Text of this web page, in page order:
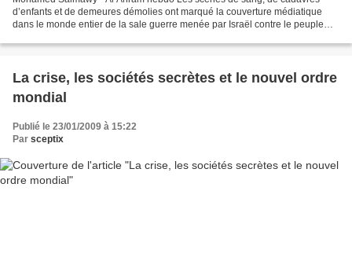
d’enfants et de demeures démolies ont marqué la couverture médiatique
dans le monde entier de la sale guerre menée par Israël contre le peuple
La crise, les sociétés secrètes et le nouvel ordre
mondial
Publié le 23/01/2009 à 15:22
Par sceptix